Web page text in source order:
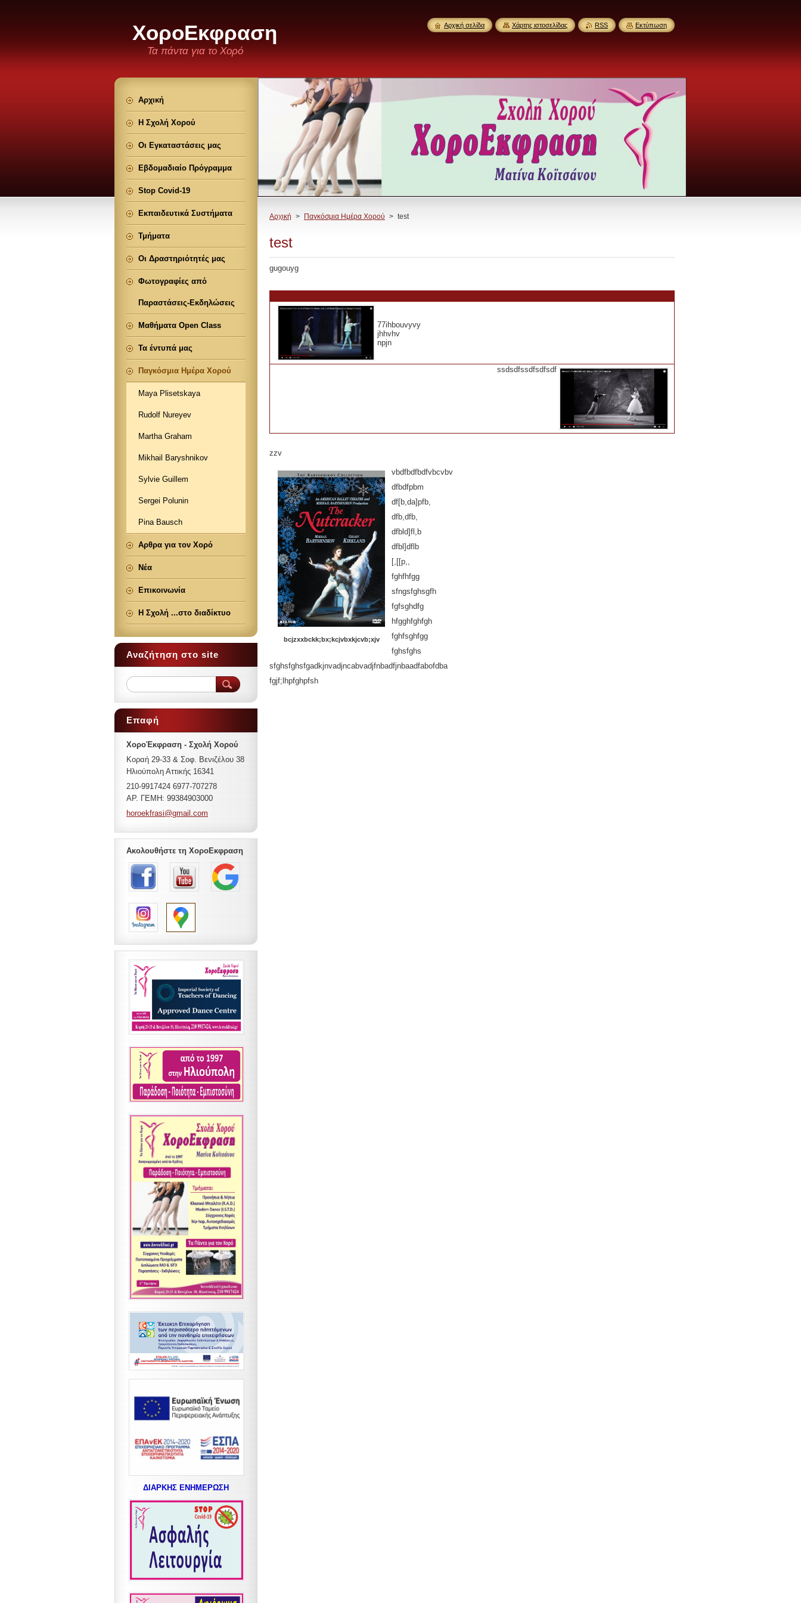
ΧοροΕκφραση
Τα πάντα για το Χορό
Αρχική > Παγκόσμια Ημέρα Χορού > test
test
gugouyg
77ihbouvyvy
jhhvhv
npjn
ssdsdfssdfsdfsdf
zzv
bcjzxxbckk;bx;kcjvbxkjcvb;xjv
vbdfbdfbdfvbcvbv
dfbdfpbm
df[b,da]pfb,
dfb,dfb,
dfbld]fl,b
dfbl]dflb
[,[[p,,
fghfhfgg
sfngsfghsgfh
fgfsghdfg
hfgghfghfgh
fghfsghfgg
fghsfghs
sfghsfghsfgadkjnvadjncabvadjfnbadfjnbaadfabofdba
fgjf;lhpfghpfsh
Αρχική
Η Σχολή Χορού
Οι Εγκαταστάσεις μας
Εβδομαδιαίο Πρόγραμμα
Stop Covid-19
Εκπαιδευτικά Συστήματα
Τμήματα
Οι Δραστηριότητές μας
Φωτογραφίες από
Παραστάσεις-Εκδηλώσεις
Μαθήματα Open Class
Τα έντυπά μας
Παγκόσμια Ημέρα Χορού
Maya Plisetskaya
Rudolf Nureyev
Martha Graham
Mikhail Baryshnikov
Sylvie Guillem
Sergei Polunin
Pina Bausch
Αρθρα για τον Χορό
Νέα
Επικοινωνία
Η Σχολή ...στο διαδίκτυο
Αναζήτηση στο site
Επαφή
ΧοροΈκφραση - Σχολή Χορού
Κοραή 29-33 & Σοφ. Βενιζέλου 38
Ηλιούπολη Αττικής 16341
210-9917424 6977-707278
ΑΡ. ΓΕΜΗ: 99384903000
horoekfrasi@gmai l.com
Ακολουθήστε τη ΧοροΕκφραση
ΔΙΑΡΚΗΣ ΕΝΗΜΕΡΩΣΗ
Αρχική σελίδα Χάρτης ιστοσελίδας RSS Εκτύπωση